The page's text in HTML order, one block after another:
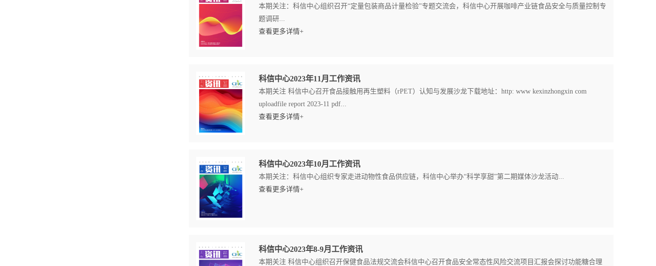
本期关注：科信中心组织召开“定量包装商品计量检验”专题交流会，科信中心开展咖啡产业链食品安全与质量控制专
题调研...
查看更多详情+
科信中心2023年11月工作资讯
本期关注 科信中心召开食品接触用再生塑料（rPET）认知与发展沙龙下载地址：http: www kexinzhongxin com
uploadfile report 2023-11 pdf...
查看更多详情+
科信中心2023年10月工作资讯
本期关注：科信中心组织专家走进动物性食品供应链，科信中心举办“科学享甜”第二期媒体沙龙活动...
查看更多详情+
科信中心2023年8-9月工作资讯
本期关注 科信中心组织召开保健食品法规交流会科信中心召开食品安全常态性风险交流项目汇报会探讨功能糖合理